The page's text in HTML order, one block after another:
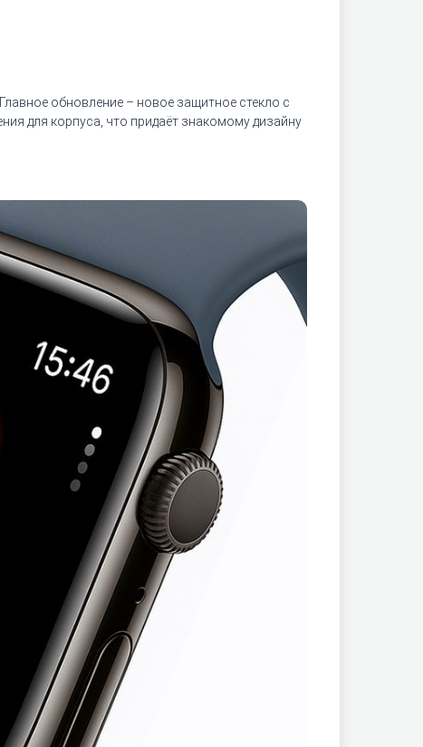
обновление – новое защитное стекло с
для корпуса, что придаёт знакомому дизайну